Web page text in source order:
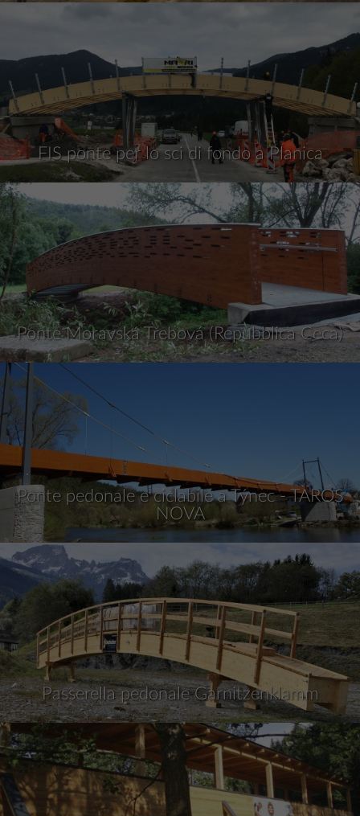
FIS ponte per lo sci di fondo a Planica
Ponte Moravská Třebová (Repubblica Ceca)
Ponte pedonale e ciclabile a Týnec - TAROS
NOVA
Passerella pedonale Garnitzenklamm